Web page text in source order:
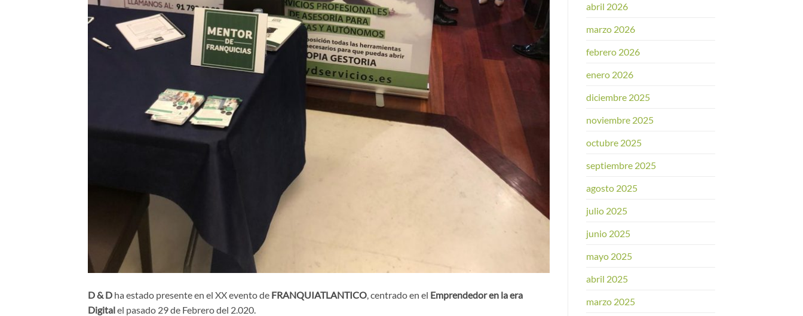
D & D ha estado presente en el XX evento de FRANQUIATLANTICO , centrado en el Emprendedor en la era
Digitalel pasado 29 de Febrero del 2.020.
abril 2026
marzo 2026
febrero 2026
enero 2026
diciembre 2025
noviembre 2025
octubre 2025
septiembre 2025
agosto 2025
julio 2025
junio 2025
mayo 2025
abril 2025
marzo 2025